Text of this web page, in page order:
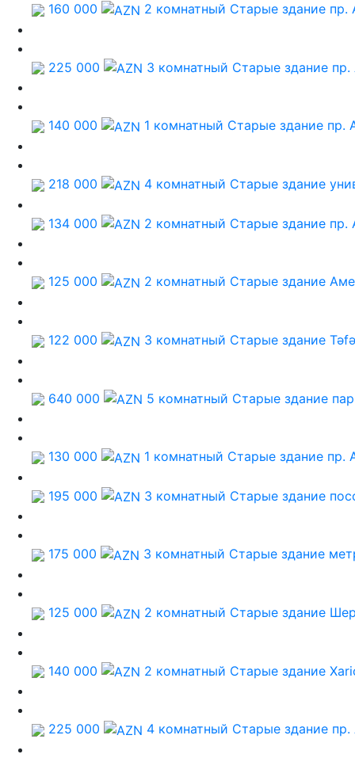
160 000 2 комнатный Старые здание пр.
225 000 3 комнатный Старые здание пр.
140 000 1 комнатный Старые здание пр.
218 000 4 комнатный Старые здание
134 000 2 комнатный Старые здание пр.
125 000 2 комнатный Старые здание
122 000 3 комнатный Старые здание
640 000 5 комнатный Старые здание
130 000 1 комнатный Старые здание пр.
195 000 3 комнатный Старые здание
175 000 3 комнатный Старые здание
125 000 2 комнатный Старые здание
140 000 2 комнатный Старые здание
225 000 4 комнатный Старые здание пр.